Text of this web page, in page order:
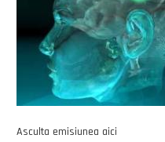
Asculta emisiunea aici